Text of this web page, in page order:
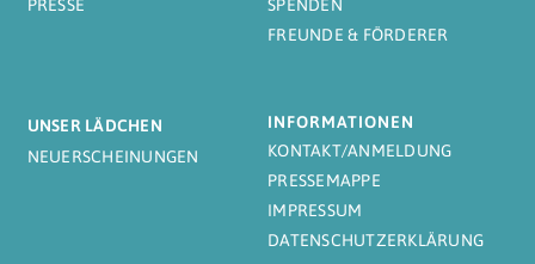
PRESSE
SPENDEN
FREUNDE & FÖRDERER
UNSER LÄDCHEN
NEUERSCHEINUNGEN
INFORMATIONEN
KONTAKT/ANMELDUNG
PRESSEMAPPE
IMPRESSUM
DATENSCHUTZERKLÄRUNG